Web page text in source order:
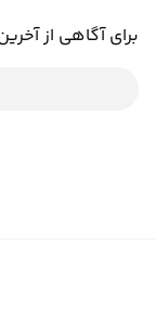
برای آگاهی از